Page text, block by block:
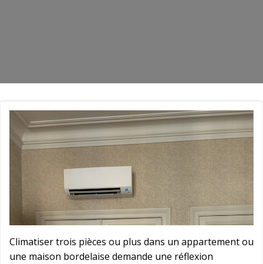
Climatiser trois pièces ou plus dans un appartement ou
une maison bordelaise demande une réflexion